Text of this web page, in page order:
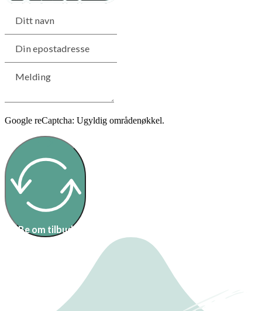
Google reCaptcha: Ugyldig områdenøkkel.
Be om tilbud